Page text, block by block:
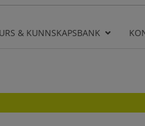
& KUNNSKAPSBANK